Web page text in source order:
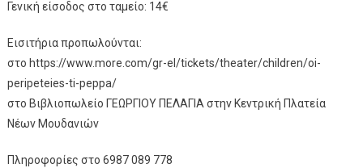
Γενική είσοδος στο ταμείο: 14€
Εισιτήρια προπωλούνται:
στο https://www.more.com/gr-el/tickets/theater/children/oi-
peripeteies-ti-peppa/
στο Βιβλιοπωλείο ΓΕΩΡΓΙΟΥ ΠΕΛΑΓΙΑ στην Κεντρική Πλατεία
Νέων Μουδανιών
Πληροφορίες στο 6987 089 778